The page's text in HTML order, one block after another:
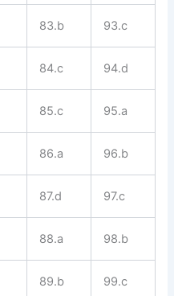
83.b 93.c
84.c 94.d
85.c 95.a
86.a 96.b
87.d 97.c
88.a 98.b
89.b 99.c